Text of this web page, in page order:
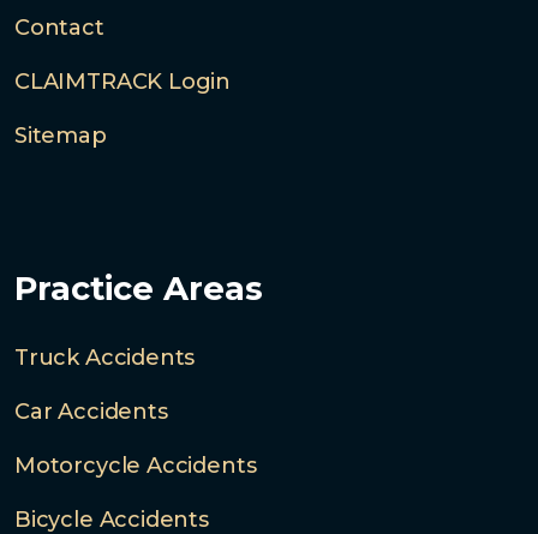
Contact
CLAIMTRACK Login
Sitemap
Practice Areas
Truck Accidents
Car Accidents
Motorcycle Accidents
Bicycle Accidents